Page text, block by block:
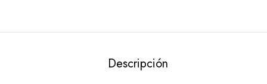
Descripción